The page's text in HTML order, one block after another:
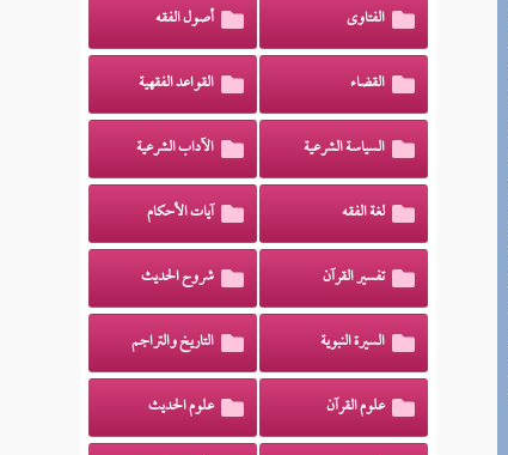
الفتاوى أصول الفقه
القضاء القواعد الفقهية
السياسة الشرعية الآداب الشرعية
لغة الفقه آيات الأحكام
تفسير القرآن شروح الحديث
السيرة النبوية التاريخ والتراجم
علوم القرآن علوم الحديث